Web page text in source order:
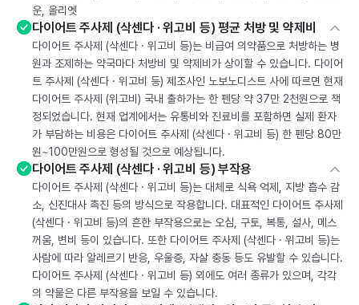
운, 올리엣
다이어트 주사제 (삭센다 · 위고비 등) 평균 처방 및 약제비
다이어트 주사제 (삭센다 · 위고비 등)는 비급여 의약품으로 처방하는 병
원과 조제하는 약국마다 처방비 및 약제비가 상이할 수 있습니다. 다이어
트 주사제 (삭센다 · 위고비 등) 제조사인 노보노디스트 사에 따르면 현재
다이어트 주사제 (위고비) 국내 출하가는 한 펜당 약 37만 2천원으로 책
정되었습니다. 현재 업계에서는 유통비와 진료비를 포함하면 실제 환자
가 부담하는 비용은 다이어트 주사제 (삭센다 · 위고비 등) 한 펜당 80만
원~100만원으로 형성될 것으로 예상됩니다.
다이어트 주사제 (삭센다 · 위고비 등) 부작용
다이어트 주사제 (삭센다 · 위고비 등)는 대체로 식욕 억제, 지방 흡수 감
소, 신진대사 촉진 등의 방식으로 작용합니다. 대표적인 다이어트 주사제
(삭센다 · 위고비 등)의 흔한 부작용으로는 오심, 구토, 복통, 설사, 메스
꺼움, 변비 등이 있습니다. 또한 다이어트 주사제 (삭센다 · 위고비 등)는
사람에 따라 알레르기 반응, 우울증, 자살 충동 등도 유발할 수 있습니다.
다이어트 주사제 (삭센다 · 위고비 등) 외에도 여러 종류가 있으며, 각각
의 약물은 다른 부작용을 보일 수 있습니다.